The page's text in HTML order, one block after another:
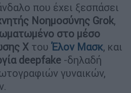
που έχει ξεσπάσει
Νοημοσύνης Grok,
στο μέσο
X του Έλον Μασκ, και
deepfake -δηλαδή
γυναικών,